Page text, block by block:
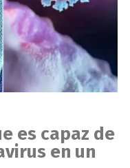
es capaz de
en un